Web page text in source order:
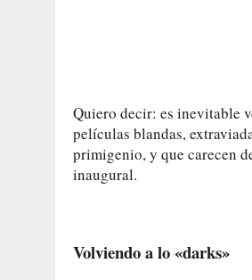
Quiero decir: es inevitable
películas blandas,
primigenio, y que carecen
inaugural.
Volviendo a lo «darks»